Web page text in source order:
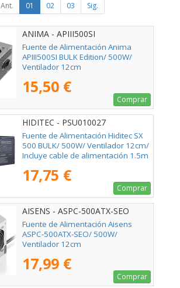
Ant. 01 02 03 Sig.
ANIMA - APIII500SI
Fuente de Alimentación Anima
APIII500SI BULK Edition/ 500W/
Ventilador 12cm
15,50 €
Comprar
HIDITEC - PSU010027
Fuente de Alimentación Hiditec SX
500 BULK/ 500W/ Ventilador 12cm/
Incluye cable de alimentación 1.5m
17,75 €
Comprar
AISENS - ASPC-500ATX-SEO
Fuente de Alimentación Aisens
ASPC-500ATX-SEO/ 500W/
Ventilador 12cm
17,99 €
Comprar